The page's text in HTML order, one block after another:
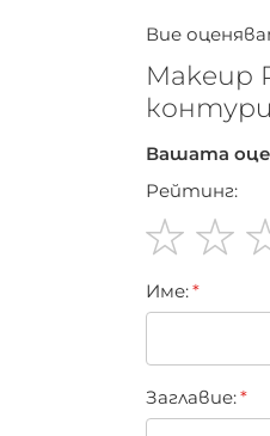
Вие
Makeup
Вашата
Рейтинг:
star
stars
stars
stars
stars
Име:
Заглавиe: